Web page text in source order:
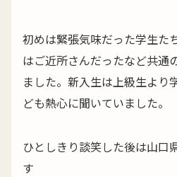
初めは緊張気味だった学生た
はご近所さんだったなど共通
ました。新入生は上級生より
ども熱心に聞いていました。
ひとしきり談笑した後は山口
す